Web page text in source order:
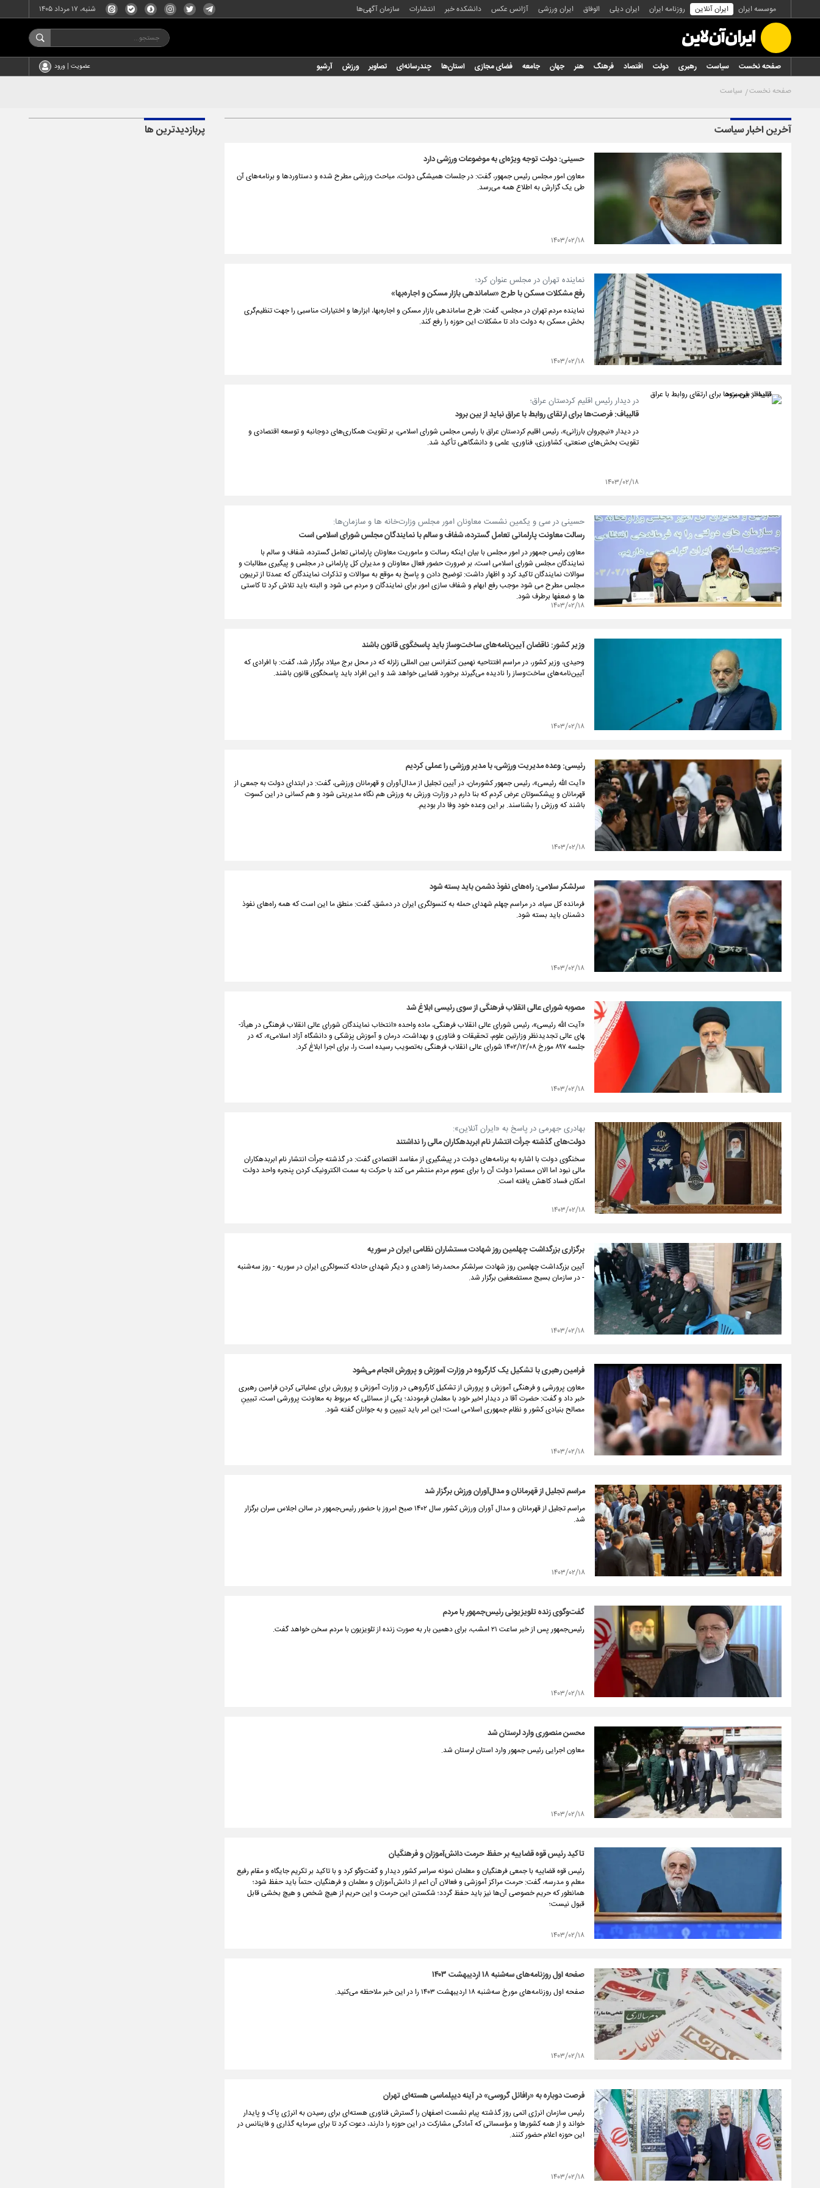
موسسه ایران ایران آنلاین روزنامه ایران ایران دیلی الوفاق ایران ورزشی آژانس عکس دانشکده خبر انتشارات سازمان آگهی‌ها شنبه، ۱۷ مرداد ۱۴۰۵
صفحه نخست سیاست رهبری دولت اقتصاد فرهنگ هنر جهان جامعه فضای مجازی استان‌ها چندرسانه‌ای تصاویر ورزش آرشیو عضویت | ورود
صفحه نخست سیاست
آخرین اخبار سیاست
حسینی: دولت توجه ویژه‌ای به موضوعات ورزشی دارد
معاون امور مجلس رئیس جمهور، گفت: در جلسات همیشگی دولت، مباحث ورزشی مطرح شده و دستاوردها و برنامه‌های آن
طی یک گزارش به اطلاع همه می‌رسد.
۱۴۰۳/۰۲/۱۸
نماینده تهران در مجلس عنوان کرد؛
رفع مشکلات مسکن با طرح «ساماندهی بازار مسکن و اجاره‌بها»
نماینده مردم تهران در مجلس، گفت: طرح ساماندهی بازار مسکن و اجاره‌بها، ابزارها و اختیارات مناسبی را جهت تنظیم‌گری
بخش مسکن به دولت داد تا مشکلات این حوزه را رفع کند.
۱۴۰۳/۰۲/۱۸
در دیدار رئیس اقلیم کردستان عراق؛
قالیباف: فرصت‌ها برای ارتقای روابط با عراق نباید از بین برود
در دیدار «نیچروان بارزانی»، رئیس اقلیم کردستان عراق با رئیس مجلس شورای اسلامی، بر تقویت همکاری‌های دوجانبه و توسعه اقتصادی و
تقویت بخش‌های صنعتی، کشاورزی، فناوری، علمی و دانشگاهی تأکید شد.
۱۴۰۳/۰۲/۱۸
حسینی در سی و یکمین نشست معاونان امور مجلس وزارت‌خانه ها و سازمان‌ها:
رسالت معاونت پارلمانی تعامل گسترده، شفاف و سالم با نمایندگان مجلس شورای اسلامی است
معاون رئیس جمهور در امور مجلس با بیان اینکه رسالت و ماموریت معاونان پارلمانی تعامل گسترده، شفاف و سالم با
نمایندگان مجلس شورای اسلامی است، بر ضرورت حضور فعال معاونان و مدیران کل پارلمانی در مجلس و پیگیری مطالبات و
سوالات نمایندگان تاکید کرد و اظهار داشت: توضیح دادن و پاسخ به موقع به سوالات و تذکرات نمایندگان که عمدتا از تریبون
مجلس مطرح می شود موجب رفع ابهام و شفاف سازی امور برای نمایندگان و مردم می شود و البته باید تلاش کرد تا کاستی
ها و ضعفها برطرف شود.
۱۴۰۳/۰۲/۱۸
وزیر کشور: ناقضان آیین‌نامه‌های ساخت‌وساز باید پاسخگوی قانون باشند
وحیدی، وزیر کشور، در مراسم افتتاحیه نهمین کنفرانس بین المللی زلزله که در محل برج میلاد برگزار شد، گفت: با افرادی که
آیین‌نامه‌های ساخت‌وساز را نادیده می‌گیرند برخورد قضایی خواهد شد و این افراد باید پاسخگوی قانون باشند.
۱۴۰۳/۰۲/۱۸
رئیسی: وعده مدیریت ورزشی، با مدیر ورزشی را عملی کردیم
«آیت الله رئیسی»، رئیس جمهور کشورمان، در آیین تجلیل از مدال‌آوران و قهرمانان ورزشی، گفت: در ابتدای دولت به جمعی از
قهرمانان‌ و پیشکسوتان عرض کردم که بنا دارم در وزارت ورزش به ورزش هم نگاه مدیریتی شود و هم کسانی در این کسوت
باشند که ورزش را بشناسند. بر این‌ وعده خود وفا دار بودیم.
۱۴۰۳/۰۲/۱۸
سرلشکر سلامی: راه‌های نفوذ دشمن باید بسته شود
فرمانده کل سپاه، در مراسم چهلم شهدای حمله به کنسولگری ایران در دمشق، گفت: منطق ما این است که همه راه‌های نفوذ
دشمنان باید بسته شود.
۱۴۰۳/۰۲/۱۸
مصوبه شورای عالی انقلاب فرهنگی از سوی رئیسی ابلاغ شد
«آیت الله رئیسی»، رئیس شورای عالی انقلاب فرهنگی، ماده واحده «انتخاب نمایندگان شورای عالی انقلاب فرهنگی در هیأت­
های عالی تجدیدنظر وزارتین علوم، تحقیقات و فناوری و بهداشت، درمان و آموزش پزشکی و دانشگاه آزاد اسلامی»، که در
جلسه ۸۹۷ مورخ ۱۴۰۲/۱۲/۰۸ شورای عالی انقلاب فرهنگی به‌تصویب رسیده است را، برای اجرا ابلاغ کرد.
۱۴۰۳/۰۲/۱۸
بهادری جهرمی در پاسخ به «ایران آنلاین»:
دولت‌های گذشته جرأت انتشار نام ابربدهکاران مالی را نداشتند
سخنگوی دولت با اشاره به برنامه‌های دولت در پیشگیری از مفاسد اقتصادی گفت: در گذشته جرأت انتشار نام ابربدهکاران
مالی نبود اما الان مستمرا دولت آن را برای عموم مردم منتشر می کند با حرکت به سمت الکترونیک کردن پنجره واحد دولت
امکان فساد کاهش یافته است.
۱۴۰۳/۰۲/۱۸
برگزاری بزرگداشت چهلمین روز شهادت مستشاران نظامی ایران در سوریه
آیین بزرگداشت چهلمین روز شهادت سرلشکر محمدرضا زاهدی و دیگر شهدای حادثه کنسولگری ایران در سوریه - روز سه‌شنبه
- در سازمان بسیج مستضعفین برگزار شد.
۱۴۰۳/۰۲/۱۸
فرامین رهبری با تشکیل یک کارگروه در وزارت آموزش و پرورش انجام می‌شود
معاون پرورشی و فرهنگی آموزش و پرورش از تشکیل کارگروهی در وزارت آموزش و پرورش برای عملیاتی کردن فرامین رهبری
خبر داد و گفت: حضرت آقا در دیدار اخیر خود با معلمان فرمودند؛ یکی از مسائلی که مربوط به معاونت پرورشی است، تبیینِ
مصالح بنیادی کشور و نظام جمهوری اسلامی است؛ این امر باید تبیین و به جوانان گفته شود.
۱۴۰۳/۰۲/۱۸
مراسم تجلیل از قهرمانان و مدال‌آوران ورزش برگزار شد
مراسم تجلیل از قهرمانان و مدال آوران ورزش کشور سال ۱۴۰۲ صبح امروز با حضور رئیس‌جمهور در سالن اجلاس سران برگزار
شد.
۱۴۰۳/۰۲/۱۸
گفت‌وگوی زنده تلویزیونی رئیس‌جمهور با مردم
رئیس‌جمهور پس از خبر ساعت ۲۱ امشب، برای دهمین بار به صورت زنده از تلویزیون با مردم سخن خواهد گفت.
۱۴۰۳/۰۲/۱۸
محسن منصوری وارد لرستان شد
معاون اجرایی رئیس جمهور وارد استان لرستان شد.
۱۴۰۳/۰۲/۱۸
تاکید رئیس قوه قضاییه بر حفظ حرمت دانش‌آموزان و فرهنگیان
رئیس قوه قضاییه با جمعی فرهنگیان و معلمان نمونه سراسر کشور دیدار و گفت‌وگو کرد و با تاکید بر تکریم جایگاه و مقام رفیع
معلم و مدرسه، گفت: حرمت مراکز آموزشی و فعالان آن اعم از دانش‌آموزان و معلمان و فرهنگیان، حتماً باید حفظ شود؛
همانطور که حریم خصوصی آن‌ها نیز باید حفظ گردد؛ شکستن این حرمت و این حریم از هیچ شخص و هیچ بخشی قابل
قبول نیست؛
۱۴۰۳/۰۲/۱۸
صفحه اول روزنامه‌های سه‌شنبه ۱۸ اردیبهشت ۱۴۰۳
صفحه اول روزنامه‌های مورخ سه‌شنبه ۱۸ اردیبهشت ۱۴۰۳ را در این خبر ملاحظه می‌کنید.
۱۴۰۳/۰۲/۱۸
فرصت دوباره به «رافائل گروسی» در آینه دیپلماسی هسته‌ای تهران
رئیس سازمان انرژی اتمی روز گذشته پیام نشست اصفهان را گسترش فناوری هسته‌ای برای رسیدن به انرژی پاک و پایدار
خواند و از همه کشورها و مؤسساتی که آمادگی مشارکت در این حوزه را دارند، دعوت کرد تا برای سرمایه گذاری و فاینانس در
این حوزه اعلام حضور کنند.
۱۴۰۳/۰۲/۱۸
پربازدیدترین ها